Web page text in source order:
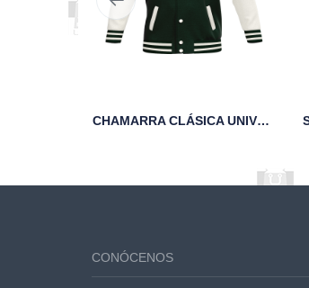
CHAMARRA CLÁSICA UNIVERSITARIA DE FELPA FCA
CONÓCENOS